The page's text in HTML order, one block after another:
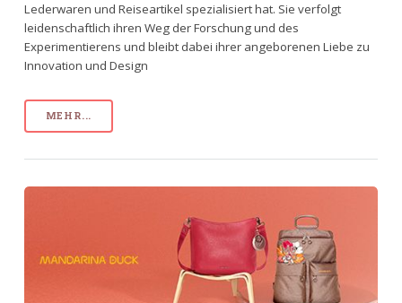
Lederwaren und Reiseartikel spezialisiert hat. Sie verfolgt
leidenschaftlich ihren Weg der Forschung und des
Experimentierens und bleibt dabei ihrer angeborenen Liebe zu
Innovation und Design
MEHR...